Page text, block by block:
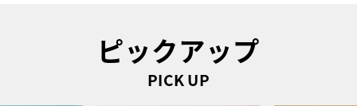
ピックアップ
PICK UP